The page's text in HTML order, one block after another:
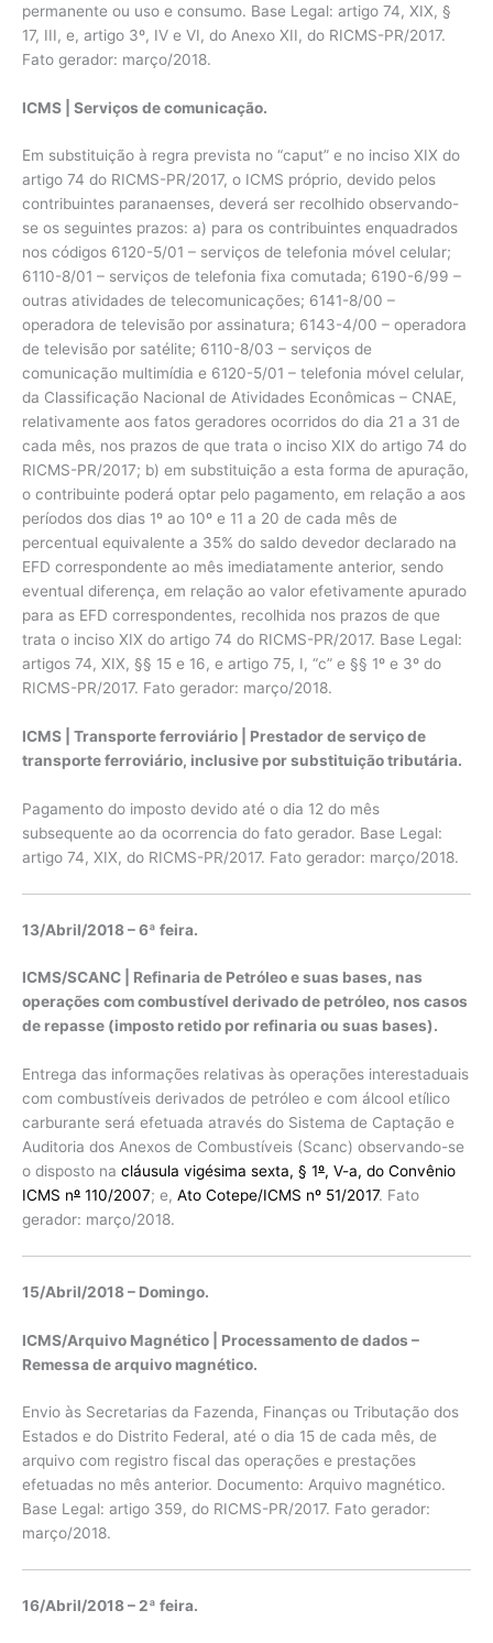
permanente ou uso e consumo. Base Legal: artigo 74, XIX, §
17, III, e, artigo 3º, IV e VI, do Anexo XII, do RICMS-PR/2017.
Fato gerador: março/2018.
ICMS | Serviços de comunicação.
Em substituição à regra prevista no “caput” e no inciso XIX do
artigo 74 do RICMS-PR/2017, o ICMS próprio, devido pelos
contribuintes paranaenses, deverá ser recolhido observando-
se os seguintes prazos: a) para os contribuintes enquadrados
nos códigos 6120-5/01 – serviços de telefonia móvel celular;
6110-8/01 – serviços de telefonia fixa comutada; 6190-6/99 –
outras atividades de telecomunicações; 6141-8/00 –
operadora de televisão por assinatura; 6143-4/00 – operadora
de televisão por satélite; 6110-8/03 – serviços de
comunicação multimídia e 6120-5/01 – telefonia móvel celular,
da Classificação Nacional de Atividades Econômicas – CNAE,
relativamente aos fatos geradores ocorridos do dia 21 a 31 de
cada mês, nos prazos de que trata o inciso XIX do artigo 74 do
RICMS-PR/2017; b) em substituição a esta forma de apuração,
o contribuinte poderá optar pelo pagamento, em relação a aos
períodos dos dias 1º ao 10º e 11 a 20 de cada mês de
percentual equivalente a 35% do saldo devedor declarado na
EFD correspondente ao mês imediatamente anterior, sendo
eventual diferença, em relação ao valor efetivamente apurado
para as EFD correspondentes, recolhida nos prazos de que
trata o inciso XIX do artigo 74 do RICMS-PR/2017. Base Legal:
artigos 74, XIX, §§ 15 e 16, e artigo 75, I, “c” e §§ 1º e 3º do
RICMS-PR/2017. Fato gerador: março/2018.
ICMS | Transporte ferroviário | Prestador de serviço de
transporte ferroviário, inclusive por substituição tributária.
Pagamento do imposto devido até o dia 12 do mês
subsequente ao da ocorrencia do fato gerador. Base Legal:
artigo 74, XIX, do RICMS-PR/2017. Fato gerador: março/2018.
13/Abril/2018 – 6ª feira.
ICMS/SCANC | Refinaria de Petróleo e suas bases, nas
operações com combustível derivado de petróleo, nos casos
de repasse (imposto retido por refinaria ou suas bases).
Entrega das informações relativas às operações interestaduais
com combustíveis derivados de petróleo e com álcool etílico
carburante será efetuada através do Sistema de Captação e
Auditoria dos Anexos de Combustíveis (Scanc) observando-se
o disposto na cláusula vigésima sexta, § 1º, V-a, do Convênio
ICMS nº 110/2007; e, Ato Cotepe/ICMS nº 51/2017. Fato
gerador: março/2018.
15/Abril/2018 – Domingo.
ICMS/Arquivo Magnético | Processamento de dados –
Remessa de arquivo magnético.
Envio às Secretarias da Fazenda, Finanças ou Tributação dos
Estados e do Distrito Federal, até o dia 15 de cada mês, de
arquivo com registro fiscal das operações e prestações
efetuadas no mês anterior. Documento: Arquivo magnético.
Base Legal: artigo 359, do RICMS-PR/2017. Fato gerador:
março/2018.
16/Abril/2018 – 2ª feira.